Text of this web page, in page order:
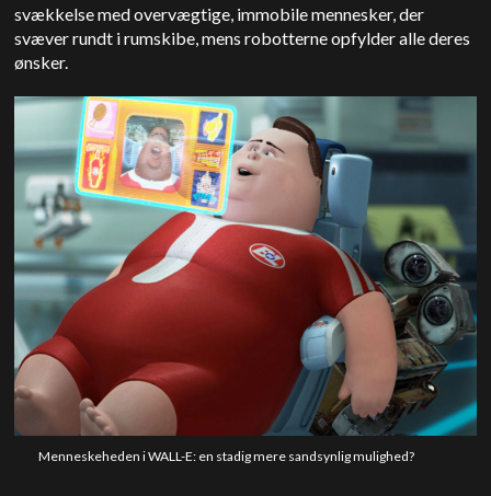
svækkelse med overvægtige, immobile mennesker, der
svæver rundt i rumskibe, mens robotterne opfylder alle deres
ønsker.
Menneskeheden i WALL-E: en stadig mere sandsynlig mulighed?